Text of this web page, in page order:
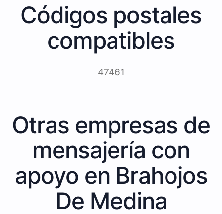
Códigos postales
compatibles
47461
Otras empresas de
mensajería con
apoyo en Brahojos
De Medina